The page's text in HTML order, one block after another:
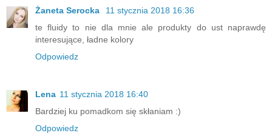
Żaneta Serocka
11 stycznia 2018 16:36
te fluidy to nie dla mnie ale produkty do ust naprawdę
interesujące, ładne kolory
Odpowiedz
Lena 11 stycznia 2018 16:40
Bardziej ku pomadkom się skłaniam :)
Odpowiedz